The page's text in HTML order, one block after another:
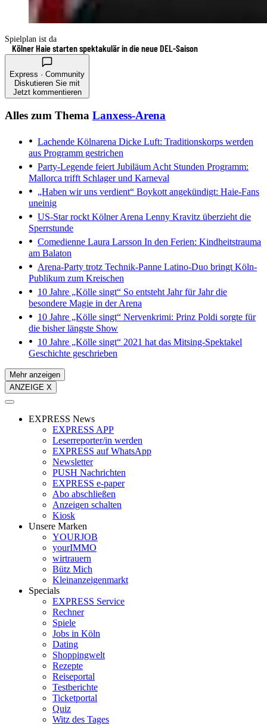
Spielplan ist da
Kölner Haie starten spektakulär in die neue DEL-Saison
Express · Community
Diskutieren Sie mit
Jetzt kommentieren
Alles zum Thema Lanxess-Arena
Lachende Kölnarena Dicke Luft: Traditionskorps werden
aus Programm gestrichen
Party-Legende feiert Jubiläum Acht Stunden Programm:
Mallorca trifft Schlager und Karneval
„Haben wir uns verdient“ Boykott angekündigt: Haie-Fans
uneinig
US-Star rockt Kölner Arena Lenny Kravitz überzieht die
Sperrstunde
Comedienne Laura Larsson In den Ferien: Kindheitstrauma
am Balaton
Arena-Party trotz Technik-Panne Latino-Duo bringt Köln-
Publikum zum Kreischen
10 Jahre „Kölle singt“ So entsteht Jahr für Jahr die
besondere Magie in der Arena
10 Jahre „Kölle singt“ Nervenkrimi: Prinz Poldi sorgte für
die bisher längste Show
10 Jahre „Kölle singt“ 2021 hat das Mitsing-Spektakel
Geschichte geschrieben
Mehr anzeigen
ANZEIGE X
EXPRESS News
EXPRESS APP
Leserreporter/in werden
EXPRESS auf WhatsApp
Newsletter
PUSH Nachrichten
EXPRESS e-paper
Abo abschließen
Anzeigen schalten
Kiosk
Unsere Marken
YOURJOB
yourIMMO
wirtrauern
Bütz Mich
Kleinanzeigenmarkt
Specials
EXPRESS Service
Rechner
Spiele
Jobs in Köln
Dating
Shoppingwelt
Rezepte
Reiseportal
Testberichte
Ticketportal
Quiz
Witz des Tages